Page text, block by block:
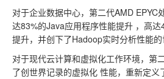
对于企业数据中心，第二代AMD EPYC
达83%的Java应用程序性能提升 ，高
提升，并创下了Hadoop实时分析性能的
对于现代云计算和虚拟化工作环境，第
了创世界记录的虚拟化 性能，重新定义